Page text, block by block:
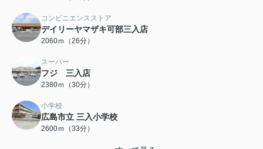
コンビニエンスストア
デイリーヤマザキ可部三入店
2060ｍ（26分）
スーパー
フジ 三入店
2380ｍ（30分）
小学校
広島市立 三入小学校
2600ｍ（33分）